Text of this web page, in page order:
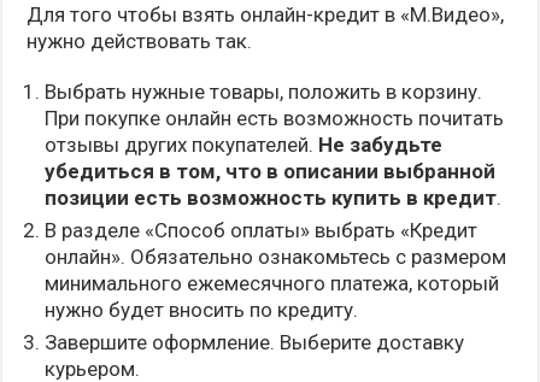
Для того чтобы взять онлайн-кредит в «М.Видео»,
нужно действовать так.
Выбрать нужные товары, положить в корзину.
При покупке онлайн есть возможность почитать
отзывы других покупателей. Не забудьте
убедиться в том, что в описании выбранной
позиции есть возможность купить в кредит.
В разделе «Способ оплаты» выбрать «Кредит
онлайн». Обязательно ознакомьтесь с размером
минимального ежемесячного платежа, который
нужно будет вносить по кредиту.
Завершите оформление. Выберите доставку
курьером.